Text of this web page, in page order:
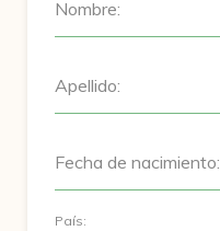
Nombre:
Apellido:
Fecha de nacimiento:
País: